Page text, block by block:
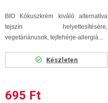
BIO Kókuszkrém kiváló alternatíva
tejszín helyettesítésére,
vegetáriánusok, tejfehérje-allergiá...
Készleten
695 Ft